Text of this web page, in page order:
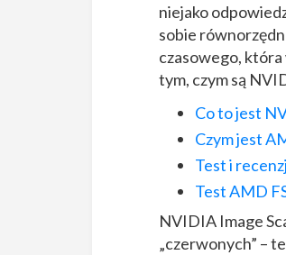
niejako
sobie
czasowego,
tym, czym są
Co to jest
Czym jest
Test i
Test AMD
NVIDIA Image
„czerwonych” –